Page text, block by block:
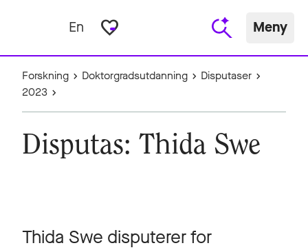
En favorite_border Meny
Forskning Doktorgradsutdanning
Disputaser
2023
Disputas: Thida Swe
Thida Swe disputerer for